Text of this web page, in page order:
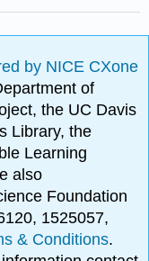
by NICE CXone
of
the UC Davis
Library, the
Learning
also
Foundation
1525057,
& Conditions.